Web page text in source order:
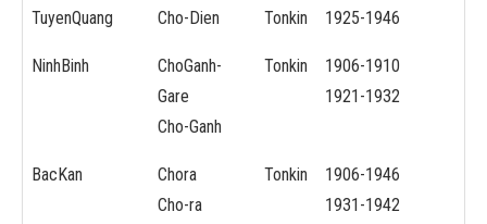
TuyenQuang Cho-Dien Tonkin 1925-1946
NinhBinh
ChoGanh-
Gare
Cho-Ganh
Tonkin
1906-1910
1921-1932
BacKan
Chora
Cho-ra
Tonkin
1906-1946
1931-1942